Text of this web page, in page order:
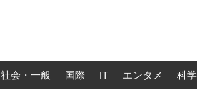
社会・一般 国際 IT エンタメ 科